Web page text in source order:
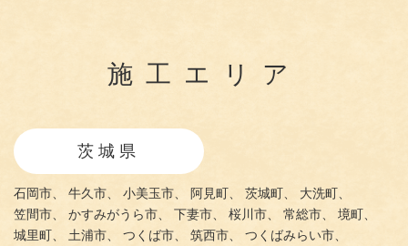
施工エリア
茨城県
石岡市、 牛久市、 小美玉市、 阿見町、 茨城町、
大洗町、
笠間市、
かすみがうら市、 下妻市、 桜川市、 常総市、
境町、
城里町、
土浦市、 つくば市、 筑西市、
つくばみらい市、